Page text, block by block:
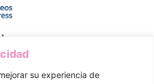
su experiencia de